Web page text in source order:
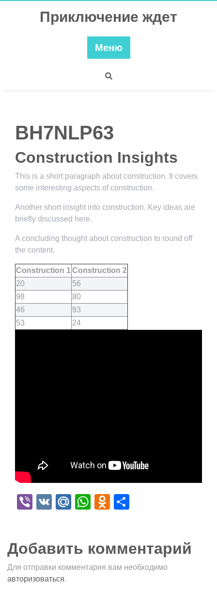
Приключение ждет
Меню
BH7NLP63
Construction Insights
This is a short paragraph about construction. It covers
some interesting aspects of construction.
Another short insight into construction. Key ideas are
briefly discussed here.
A concluding thought about construction to round off
the content.
Construction 1Construction 2
20
56
98
80
46
93
53
24
Viber
VK Mail.Ru
WhatsApp
Odnoklassniki
Добавить комментарий
Для отправки комментария вам необходимо
авторизоваться.